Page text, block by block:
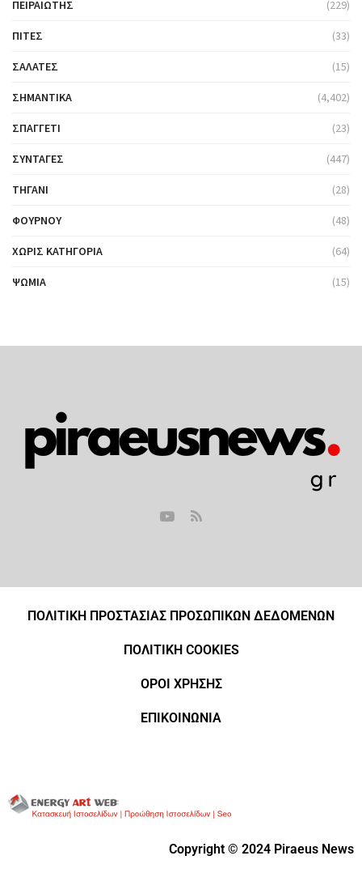
ΠΕΙΡΑΙΏΤΗΣ (229)
ΠΊΤΕΣ (33)
ΣΑΛΆΤΕΣ (15)
ΣΗΜΑΝΤΙΚΆ (4,402)
ΣΠΑΓΓΈΤΙ (23)
ΣΥΝΤΑΓΈΣ (447)
ΤΗΓΆΝΙ (28)
ΦΟΎΡΝΟΥ (48)
ΧΩΡΊΣ ΚΑΤΗΓΟΡΊΑ (64)
ΨΩΜΙΆ (15)
ΠΟΛΙΤΙΚΗ ΠΡΟΣΤΑΣΙΑΣ ΠΡΟΣΩΠΙΚΩΝ ΔΕΔΟΜΕΝΩΝ
ΠΟΛΙΤΙΚΗ COOKIES
ΟΡΟΙ ΧΡΗΣΗΣ
ΕΠΙΚΟΙΝΩΝΙΑ
Copyright © 2024 Piraeus News